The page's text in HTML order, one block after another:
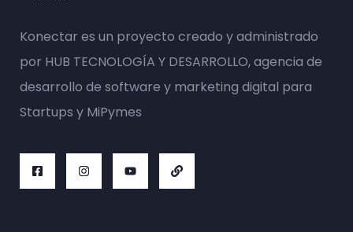
Konectar es un proyecto creado y administrado
por HUB TECNOLOGÍA Y DESARROLLO, agencia de
desarrollo de software y marketing digital para
Startups y MiPymes